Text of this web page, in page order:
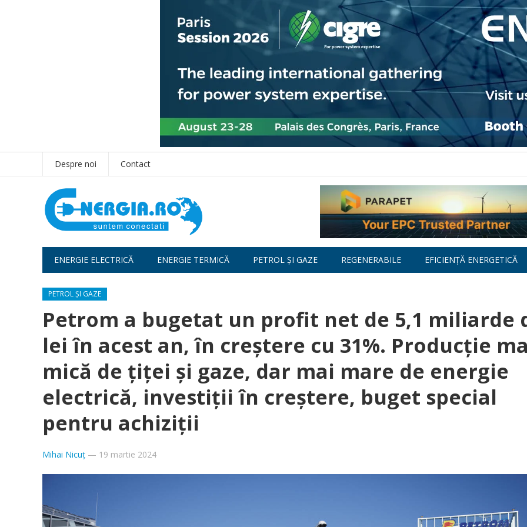
Despre noi Contact
ENERGIE ELECTRICĂ ENERGIE TERMICĂ PETROL ȘI GAZE REGENERABILE EFICIENȚĂ ENERGETICĂ
PETROL ȘI GAZE
Petrom a bugetat un profit net de 5,1 miliarde
lei în acest an, în creștere cu 31%. Producție
mică de țiței și gaze, dar mai mare de energie
electrică, investiții în creștere, buget special
pentru achiziții
Mihai Nicuț — 19 martie 2024